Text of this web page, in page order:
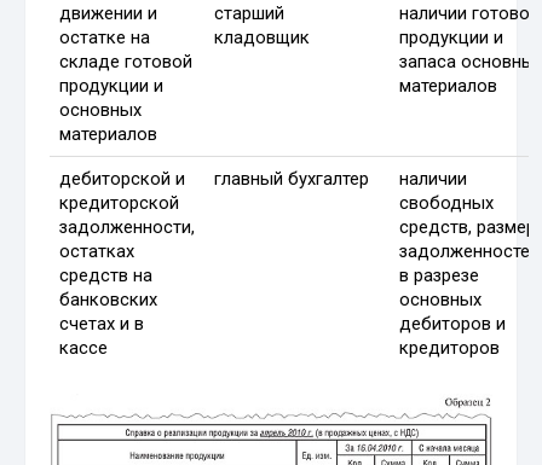
движении и
остатке на
складе готовой
продукции и
основных
материалов
старший
кладовщик
наличии готовой
продукции и
запаса
материалов
дебиторской и
кредиторской
задолженности,
остатках
средств на
банковских
счетах и в
кассе
главный бухгалтер
наличии
свободных
средств,
задолженностей
в разрезе
основных
дебиторов и
кредиторов